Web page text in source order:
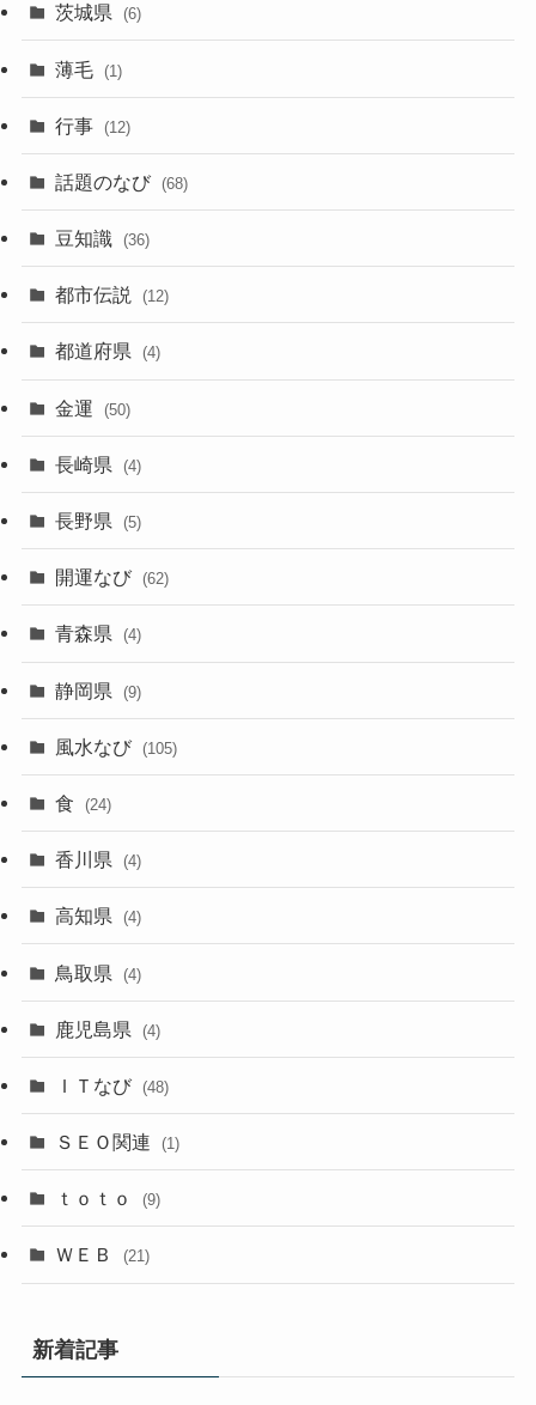
茨城県 (6)
薄毛 (1)
行事 (12)
話題のなび (68)
豆知識 (36)
都市伝説 (12)
都道府県 (4)
金運 (50)
長崎県 (4)
長野県 (5)
開運なび (62)
青森県 (4)
静岡県 (9)
風水なび (105)
食 (24)
香川県 (4)
高知県 (4)
鳥取県 (4)
鹿児島県 (4)
ＩＴなび (48)
ＳＥＯ関連 (1)
ｔｏｔｏ (9)
ＷＥＢ (21)
新着記事